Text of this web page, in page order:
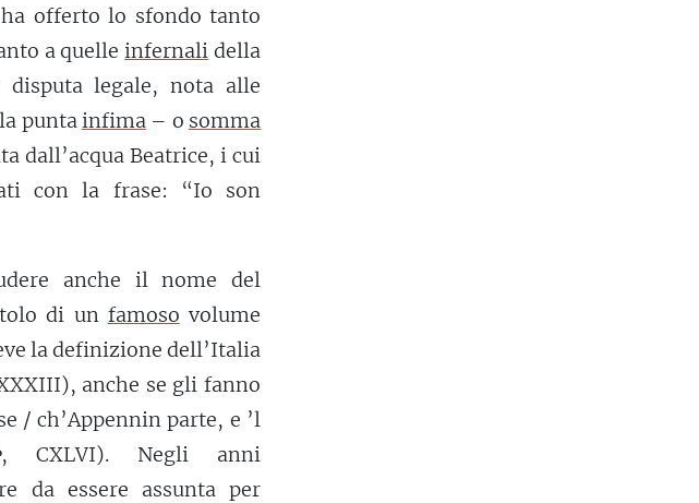
offerto lo sfondo tanto
a quelleinfernali della
legale, nota alle
puntainfima– o somma
dall’acqua Beatrice, i cui
con la frase: “Io son
anche il nome del
di un famoso volume
la definizione dell’Italia
anche se gli fanno
/ ch’Appennin parte, e ’l
, CXLVI). Negli anni
da essere assunta per